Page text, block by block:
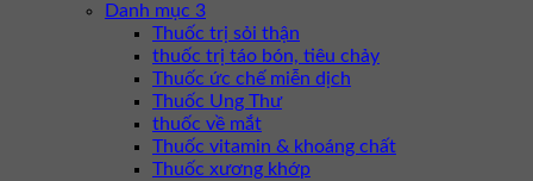
Danh mục 3
Thuốc trị sỏi thận
thuốc trị táo bón, tiêu chảy
Thuốc ức chế miễn dịch
Thuốc Ung Thư
thuốc về mắt
Thuốc vitamin & khoáng chất
Thuốc xương khớp